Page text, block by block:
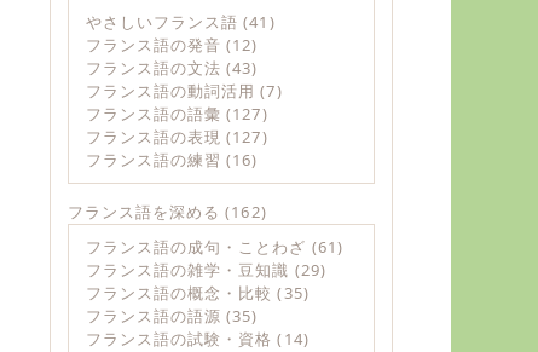
やさしいフランス語 (41)
フランス語の発音 (12)
フランス語の文法 (43)
フランス語の動詞活用 (7)
フランス語の語彙 (127)
フランス語の表現 (127)
フランス語の練習 (16)
フランス語を深める (162)
フランス語の成句・ことわざ (61)
フランス語の雑学・豆知識 (29)
フランス語の概念・比較 (35)
フランス語の語源 (35)
フランス語の試験・資格 (14)